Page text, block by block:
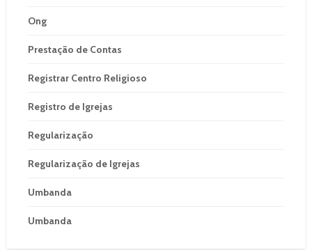
Ong
Prestação de Contas
Registrar Centro Religioso
Registro de Igrejas
Regularização
Regularização de Igrejas
Umbanda
Umbanda